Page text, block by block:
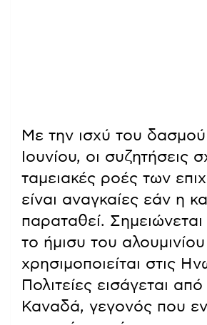
Με την ισχύ του
Ιουνίου, οι συζητήσεις
ταμειακές ροές των
είναι αναγκαίες εάν η
παραταθεί. Σημειώνεται
το ήμισυ του
χρησιμοποιείται στις
Πολιτείες εισάγεται
Καναδά, γεγονός που